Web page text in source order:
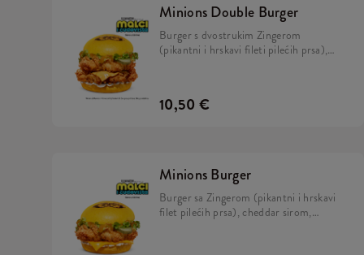
Minions Double Burger
Burger s dvostrukim Zingerom
(pikantni i hrskavi fileti pilećih prsa),
pecivu.
10,50 €
Minions Burger
Burger sa Zingerom (pikantni i hrskavi
filet pilećih prsa), cheddar sirom,